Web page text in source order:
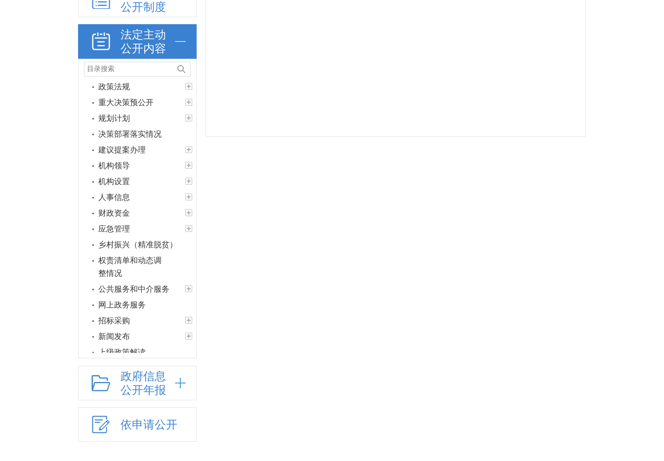
公开制度
法定主动
公开内容
政策法规
重大决策预公开
规划计划
决策部署落实情况
建议提案办理
机构领导
机构设置
人事信息
财政资金
应急管理
乡村振兴（精准脱贫）
权责清单和动态调
整情况
公共服务和中介服务
网上政务服务
招标采购
新闻发布
上级政策解读
本级政策解读
回应关切
监督保障
国有土地上房屋征收
政府信息
公开年报
依申请公开